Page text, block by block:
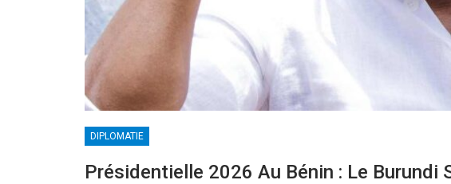
DIPLOMATIE
Présidentielle 2026 Au Bénin : Le Burundi